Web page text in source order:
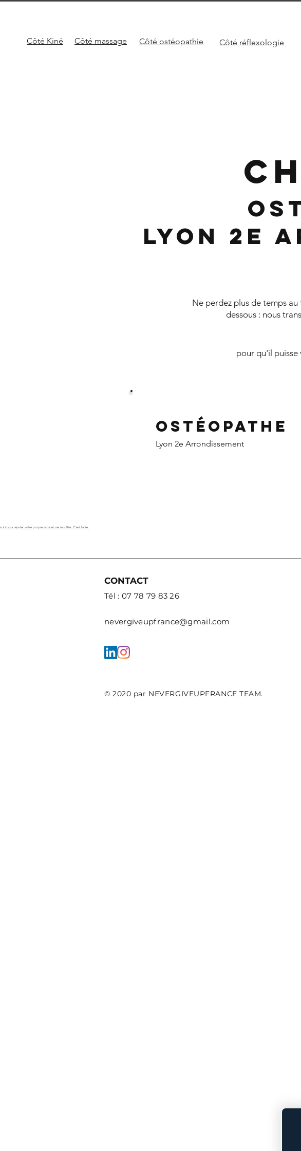
Côté massage Côté ostéopathie Côté réflexologie
Côté Kiné
Lyon 2e
Ne perdez plus de temps
dessous : nous
pour qu'il puisse
Lyon 2e Arrondissement
Ostéopathe
ici pour ajouter votre propre texte et me modifier. C'est facile.
CONTACT
Tél : 07 78 79 83 26
nevergiveupfrance@gmail.com
© 2020 par NEVERGIVEUPFRANCE TEAM.